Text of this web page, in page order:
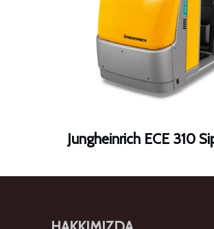
Jungheinrich ECE 310